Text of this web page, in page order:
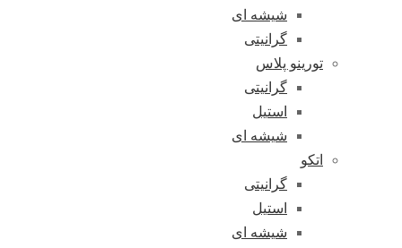
شیشه ای
گرانیتی
تورینو پلاس
گرانیتی
استیل
شیشه ای
اتکو
گرانیتی
استیل
شیشه ای